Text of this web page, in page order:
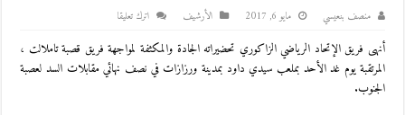
منصف بنعيسي مايو 6, 2017 اﻷرشيف اترك تعليقا
أنهى فريق الإتحاد الرياضي الزاكوري تحضيراته الجادة والمكثفة لمواجهة فريق قصبة تاملالت ،
المرتقبة يوم غد الأحد بملعب سيدي داود بمدينة ورزازات في نصف نهائي مقابلات السد لعصبة
الجنوب.